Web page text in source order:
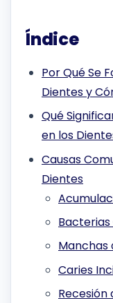
Índice
Por Qué Se
Dientes y
Qué
en los
Causas
Dientes
Manchas
Caries
Recesión